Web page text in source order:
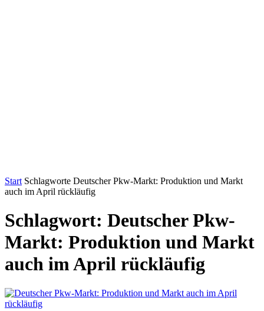
Start Schlagworte Deutscher Pkw-Markt: Produktion und Markt
auch im April rückläufig
Schlagwort: Deutscher Pkw-
Markt: Produktion und Markt
auch im April rückläufig